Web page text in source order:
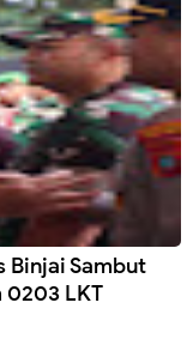
Binjai Sambut
0203 LKT